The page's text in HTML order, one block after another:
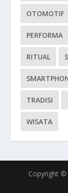
OTOMOTIF
PERFORMA
RITUAL
TRADISI
WISATA
Copyright ©